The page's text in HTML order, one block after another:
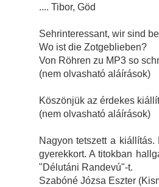
.... Tibor, Göd
Sehrinteressant, wir sind
Wo ist die Zotgeblieben?
Von Röhren zu MP3 so
(nem olvasható aláírások)
Köszönjük az érdekes
(nem olvasható aláírások)
Nagyon tetszett a
gyerekkort. A titokban
"Délutáni Randevú"-t.
Szabóné Józsa Eszter